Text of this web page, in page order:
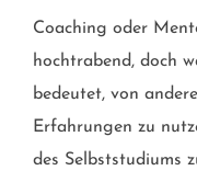
Coaching oder
hochtrabend, doch
bedeutet, von
Erfahrungen zu
des Selbststudiums